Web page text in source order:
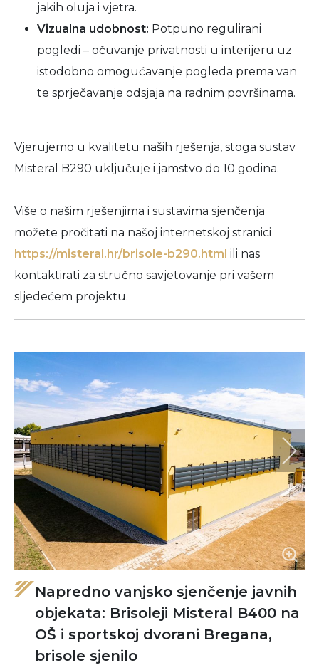
jakih oluja i vjetra.
Vizualna udobnost: Potpuno regulirani
pogledi – očuvanje privatnosti u interijeru uz
istodobno omogućavanje pogleda prema van
te sprječavanje odsjaja na radnim površinama.
Vjerujemo u kvalitetu naših rješenja, stoga sustav
Misteral B290 uključuje i jamstvo do 10 godina.
Više o našim rješenjima i sustavima sjenčenja
možete pročitati na našoj internetskoj stranici
https://misteral.hr/brisole-b290.html ili nas
kontaktirati za stručno savjetovanje pri vašem
sljedećem projektu.
Napredno vanjsko sjenčenje javnih
objekata: Brisoleji Misteral B400 na
OŠ i sportskoj dvorani Bregana,
brisole sjenilo